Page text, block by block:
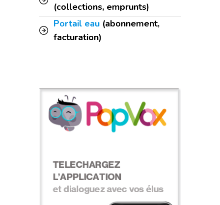
(collections, emprunts)
Portail eau (abonnement,
facturation)